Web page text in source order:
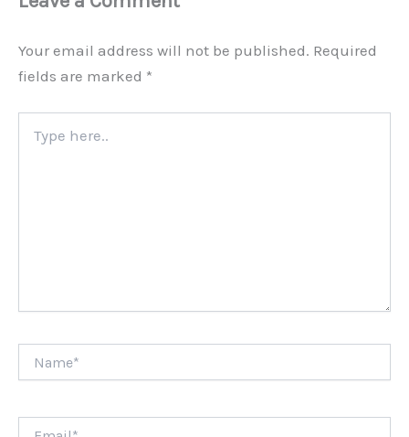
Your email address will not be published. Required
fields are marked *
here..